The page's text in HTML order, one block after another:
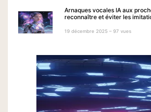
Arnaques vocales IA aux
reconnaître et éviter les
19 décembre 2025 – 97 vues